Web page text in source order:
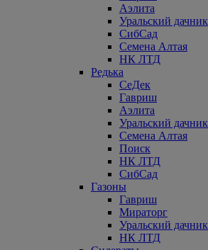
Аэлита
Уральский дачник
СибСад
Семена Алтая
НК ЛТД
Редька
СеДек
Гавриш
Аэлита
Уральский дачник
Семена Алтая
Поиск
НК ЛТД
СибСад
Газоны
Гавриш
Мираторг
Уральский дачник
НК ЛТД